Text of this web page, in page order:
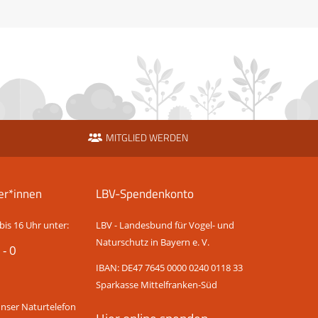
MITGLIED WERDEN
16 Uhr unter:
0
Naturtelefon
LBV-Spendenkonto
LBV - Landesbund für Vogel- und
Naturschutz in Bayern e. V.
IBAN: DE47 7645 0000 0240 0118 33
Sparkasse Mittelfranken-Süd